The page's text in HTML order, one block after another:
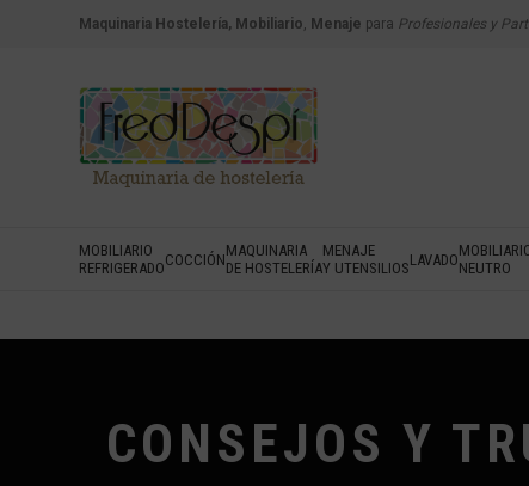
Maquinaria Hostelería, Mobiliario, Menaje para Profesionales y
MOBILIARIO
REFRIGERADOCOCCIÓNMAQUINARIA
DE HOSTELERÍA
MENAJE
Y UTENSILIOSLAVADONEUTRO
CONSEJOS Y